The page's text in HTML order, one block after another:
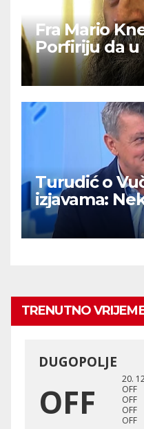
Fra Mario
Porfiriju da u
izvuče svoj
mitova’
Turudić o
izjavama:
TRENUTNO